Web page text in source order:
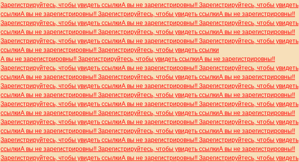
Зарегистрируйтесь, чтобы увидеть ссылкиА вы не зарегистрировны!! Зарегистрируйтесь, чтобы увидеть
ссылкиА вы не зарегистрировны!! Зарегистрируйтесь, чтобы увидеть ссылкиА вы не зарегистрировны!!
Зарегистрируйтесь, чтобы увидеть ссылкиА вы не зарегистрировны!! Зарегистрируйтесь, чтобы увидеть
ссылкиА вы не зарегистрировны!! Зарегистрируйтесь, чтобы увидеть ссылкиА вы не зарегистрировны!!
Зарегистрируйтесь, чтобы увидеть ссылкиА вы не зарегистрировны!! Зарегистрируйтесь, чтобы увидеть
ссылкиА вы не зарегистрировны!! Зарегистрируйтесь, чтобы увидеть ссылки
А вы не зарегистрировны!! Зарегистрируйтесь, чтобы увидеть ссылкиА вы не зарегистрировны!!
Зарегистрируйтесь, чтобы увидеть ссылкиА вы не зарегистрировны!! Зарегистрируйтесь, чтобы увидеть
ссылкиА вы не зарегистрировны!! Зарегистрируйтесь, чтобы увидеть ссылкиА вы не зарегистрировны!!
Зарегистрируйтесь, чтобы увидеть ссылкиА вы не зарегистрировны!! Зарегистрируйтесь, чтобы увидеть
ссылкиА вы не зарегистрировны!! Зарегистрируйтесь, чтобы увидеть ссылкиА вы не зарегистрировны!!
Зарегистрируйтесь, чтобы увидеть ссылкиА вы не зарегистрировны!! Зарегистрируйтесь, чтобы увидеть
ссылкиА вы не зарегистрировны!! Зарегистрируйтесь, чтобы увидеть ссылкиА вы не зарегистрировны!!
Зарегистрируйтесь, чтобы увидеть ссылкиА вы не зарегистрировны!! Зарегистрируйтесь, чтобы увидеть
ссылкиА вы не зарегистрировны!! Зарегистрируйтесь, чтобы увидеть ссылкиА вы не зарегистрировны!!
Зарегистрируйтесь, чтобы увидеть ссылкиА вы не зарегистрировны!! Зарегистрируйтесь, чтобы увидеть
ссылкиА вы не зарегистрировны!! Зарегистрируйтесь, чтобы увидеть ссылкиА вы не зарегистрировны!!
Зарегистрируйтесь, чтобы увидеть ссылкиА вы не зарегистрировны!! Зарегистрируйтесь, чтобы увидеть